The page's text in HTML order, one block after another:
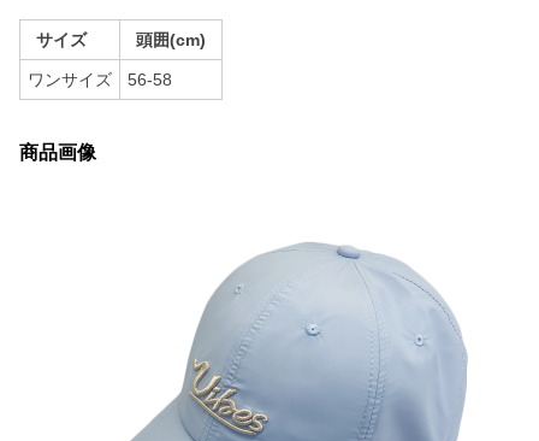
サイズ 頭囲(cm)
ワンサイズ 56-58
商品画像